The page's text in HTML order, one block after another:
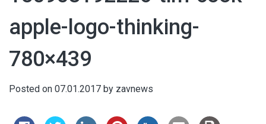
apple-logo-thinking-
780×439
Posted on 07.01.2017 by zavnews